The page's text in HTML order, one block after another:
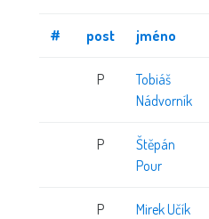
# post jméno
P
Tobiáš
Nádvorník
P
Štěpán
Pour
P Mirek Učík